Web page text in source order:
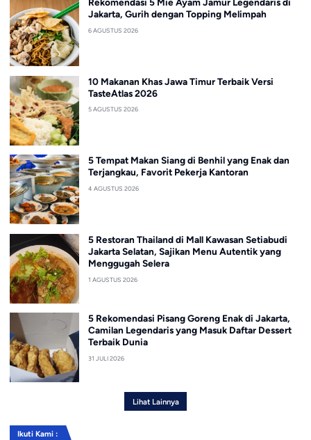
Jakarta, Gurih dengan Topping Melimpah
6 AGUSTUS 2026
10 Makanan Khas Jawa Timur Terbaik Versi
TasteAtlas 2026
5 AGUSTUS 2026
5 Tempat Makan Siang di Benhil yang Enak dan
Terjangkau, Favorit Pekerja Kantoran
4 AGUSTUS 2026
5 Restoran Thailand di Mall Kawasan Setiabudi
Jakarta Selatan, Sajikan Menu Autentik yang
Menggugah Selera
1 AGUSTUS 2026
5 Rekomendasi Pisang Goreng Enak di Jakarta,
Camilan Legendaris yang Masuk Daftar Dessert
Terbaik Dunia
31 JULI 2026
Lihat Lainnya
Ikuti Kami :